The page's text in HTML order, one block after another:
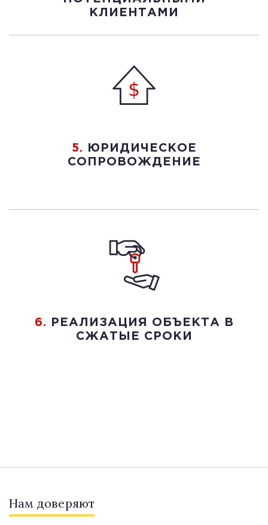
КЛИЕНТАМИ
5. ЮРИДИЧЕСКОЕ
СОПРОВОЖДЕНИЕ
6. РЕАЛИЗАЦИЯ ОБЪЕКТА В
СЖАТЫЕ СРОКИ
Нам доверяют